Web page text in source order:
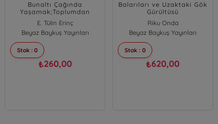
Bunaltı Çağında
Yaşamak;Toplumdan
Bireye Kaygı, Endişe ve
Anksiyete Bozukluğu
E. Tülin Erinç
Beyaz Baykuş Yayınları
Stok : 0
₺260,00
Balarıları ve Uzaktaki Gök
Gürültüsü
Riku Onda
Beyaz Baykuş Yayınları
Stok : 0
₺620,00